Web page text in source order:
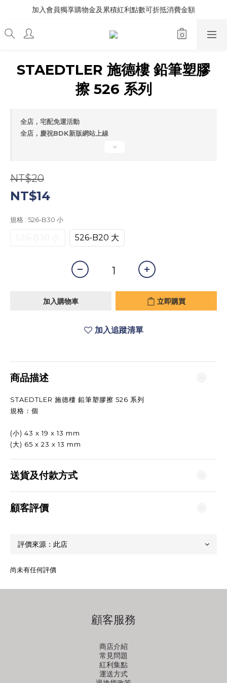
加入會員獨享購物金及累積紅利點數可折抵消費金額
STAEDTLER 施德樓 鉛筆塑膠
擦 526 系列
全店，宅配免運活動
全店，慶祝BDK新版網站上線
NT$20
NT$14
規格 : 526-B30 小
526-B20 大
加入購物車 立即購買
加入追蹤清單
商品描述
STAEDTLER 施德樓 鉛筆塑膠擦 526 系列
規格：個
(小) 43 x 19 x 13 mm
(大) 65 x 23 x 13 mm
送貨及付款方式
顧客評價
尚未有任何評價
顧客服務
商店介紹
常見問題
紅利集點
運送方式